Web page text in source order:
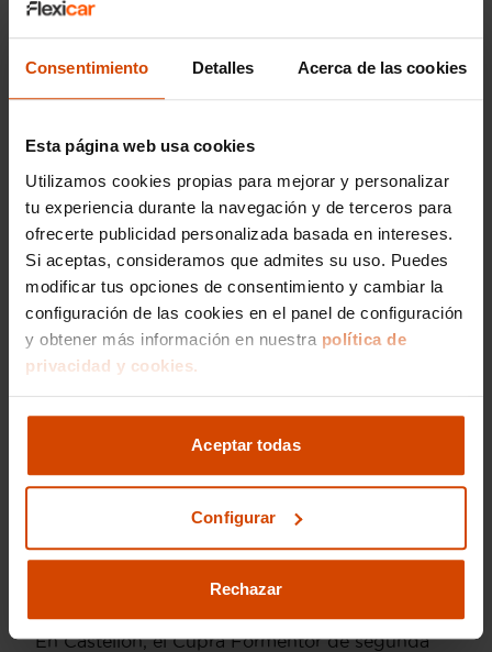
Consentimiento Detalles Acerca de las cookies
Esta página web usa cookies
Utilizamos cookies propias para mejorar y personalizar
tu experiencia durante la navegación y de terceros para
ofrecerte publicidad personalizada basada en intereses.
Si aceptas, consideramos que admites su uso. Puedes
modificar tus opciones de consentimiento y cambiar la
configuración de las cookies en el panel de configuración
y obtener más información en nuestra política de
privacidad y cookies.
Aceptar todas
Configurar
Rechazar
y rendimiento.
Concesionario de
Castellón
Si estás buscando un concesionario
especializado en coches Cupra en Castellón, has
llegado al lugar adecuado. En Flexicar,
contamos con una amplia selección de vehículos
Cupra de segunda mano, todos ellos revisados y
en excelentes condiciones. Nuestra localización
en Castellón nos permite ofrecer un servicio
inventario en persona y recibir el asesoramiento
de expertos en la marca Cupra.
Modelos más buscados
En Castellón, el Cupra Formentor de segunda